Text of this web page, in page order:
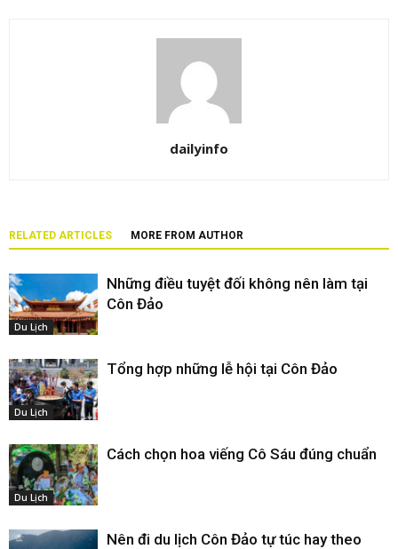
dailyinfo
RELATED ARTICLES MORE FROM AUTHOR
Du Lịch
Những điều tuyệt đối không nên làm tại
Côn Đảo
Du Lịch
Tổng hợp những lễ hội tại Côn Đảo
Du Lịch
Cách chọn hoa viếng Cô Sáu đúng chuẩn
Nên đi du lịch Côn Đảo tự túc hay theo